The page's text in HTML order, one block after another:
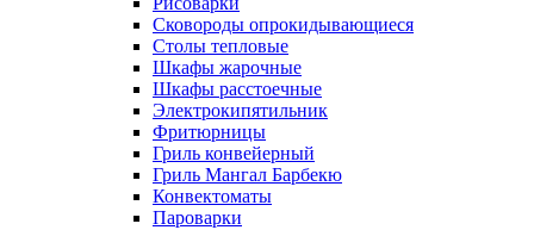
Сковороды опрокидывающиеся
Столы тепловые
Шкафы жарочные
Шкафы расстоечные
Электрокипятильник
Фритюрницы
Гриль конвейерный
Гриль Мангал Барбекю
Конвектоматы
Пароварки